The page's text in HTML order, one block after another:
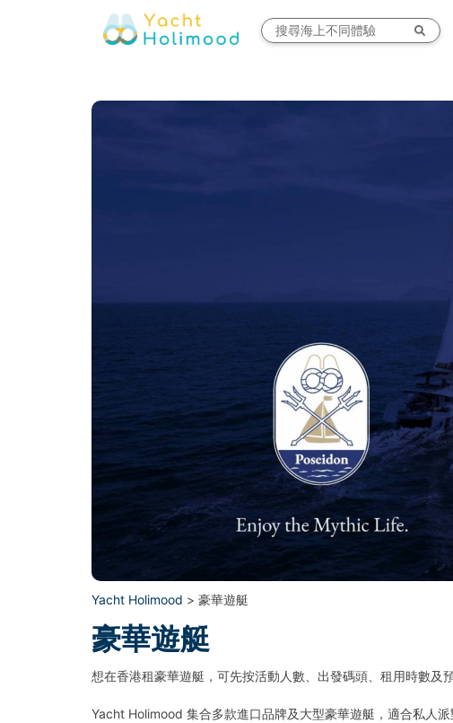
Yacht Holimood > 豪華遊艇
豪華遊艇
想在香港租豪華遊艇，可先按活動人數、出發碼頭、租用時數及
Yacht Holimood 集合多款進口品牌及大型豪華遊艇，適合私人派